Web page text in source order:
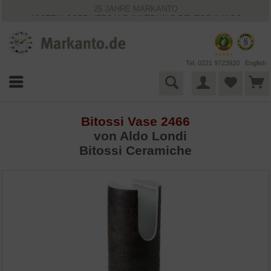
25 JAHRE MARKANTO
KOSTENLOSER VERSAND INNERHALB DEUTSCHLANDS
VIELFÄLTIGE ZAHLUNGSMÖGLICHKEITEN
BESTPRICE-GARANTIE
Tel. 0221 9723920 English
Bitossi Vase 2466
von Aldo Londi
Bitossi Ceramiche